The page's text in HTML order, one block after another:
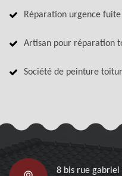
Réparation urgence
Artisan pour réparation
Société de peinture
8 bis rue gabriel